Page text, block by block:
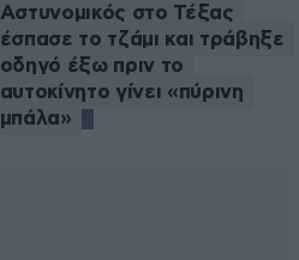
Αστυνομικός στο Τέξας
έσπασε το τζάμι και τράβηξε
οδηγό έξω πριν το
αυτοκίνητο γίνει «πύρινη
μπάλα»